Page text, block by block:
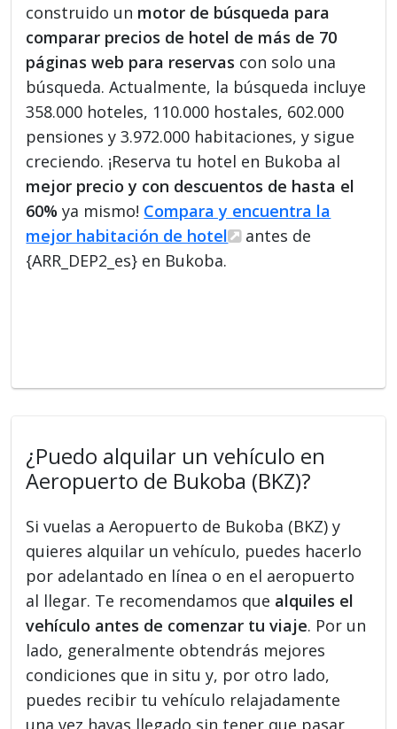
construido un motor de búsqueda para
comparar precios de hotel de más de 70
páginas web para reservas con solo una
búsqueda. Actualmente, la búsqueda incluye
358.000 hoteles, 110.000 hostales, 602.000
pensiones y 3.972.000 habitaciones, y sigue
creciendo. ¡Reserva tu hotel en Bukoba al
mejor precio y con descuentos de hasta el
60% ya mismo! Compara y encuentra la
mejor habitación de hotel
antes de
{ARR_DEP2_es} en Bukoba.
¿Puedo alquilar un vehículo en
Aeropuerto de Bukoba (BKZ)?
Si vuelas a Aeropuerto de Bukoba (BKZ) y
quieres alquilar un vehículo, puedes hacerlo
por adelantado en línea o en el aeropuerto
al llegar. Te recomendamos que alquiles el
vehículo antes de comenzar tu viaje. Por un
lado, generalmente obtendrás mejores
condiciones que in situ y, por otro lado,
puedes recibir tu vehículo relajadamente
una vez hayas llegado sin tener que pasar